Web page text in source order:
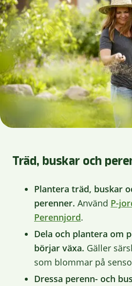
Träd, buskar och
Plantera träd, buskar
perenner. Använd P-
Perennjord.
Dela och plantera om
börjar växa. Gäller
som blommar på
Dressa perenn- och